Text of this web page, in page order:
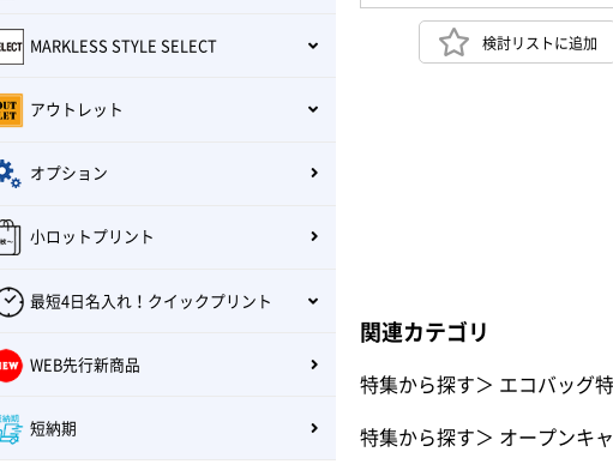
検討リストに追加
関連カテゴリ
特集から探す＞ エコバッグ
特集から探す＞ オープンキ
MARKLESS STYLE SELECT
アウトレット
オプション
小ロットプリント
最短4日名入れ！クイックプリント
WEB先行新商品
短納期